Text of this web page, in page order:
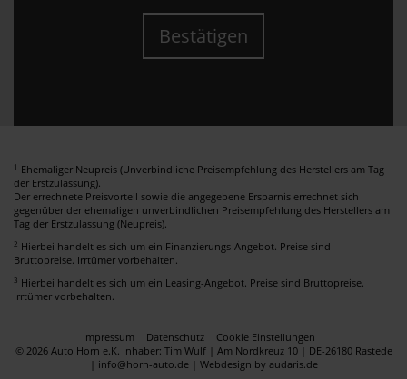
Bestätigen
1 Ehemaliger Neupreis (Unverbindliche Preisempfehlung des Herstellers am Tag
der Erstzulassung).
Der errechnete Preisvorteil sowie die angegebene Ersparnis errechnet sich
gegenüber der ehemaligen unverbindlichen Preisempfehlung des Herstellers am
Tag der Erstzulassung (Neupreis).
2 Hierbei handelt es sich um ein Finanzierungs-Angebot. Preise sind
Bruttopreise. Irrtümer vorbehalten.
3 Hierbei handelt es sich um ein Leasing-Angebot. Preise sind Bruttopreise.
Irrtümer vorbehalten.
Impressum Datenschutz
Cookie Einstellungen
© 2026 Auto Horn e.K. Inhaber: Tim Wulf | Am Nordkreuz 10 | DE-26180 Rastede
| info@horn-auto.de | Webdesign by audaris.de